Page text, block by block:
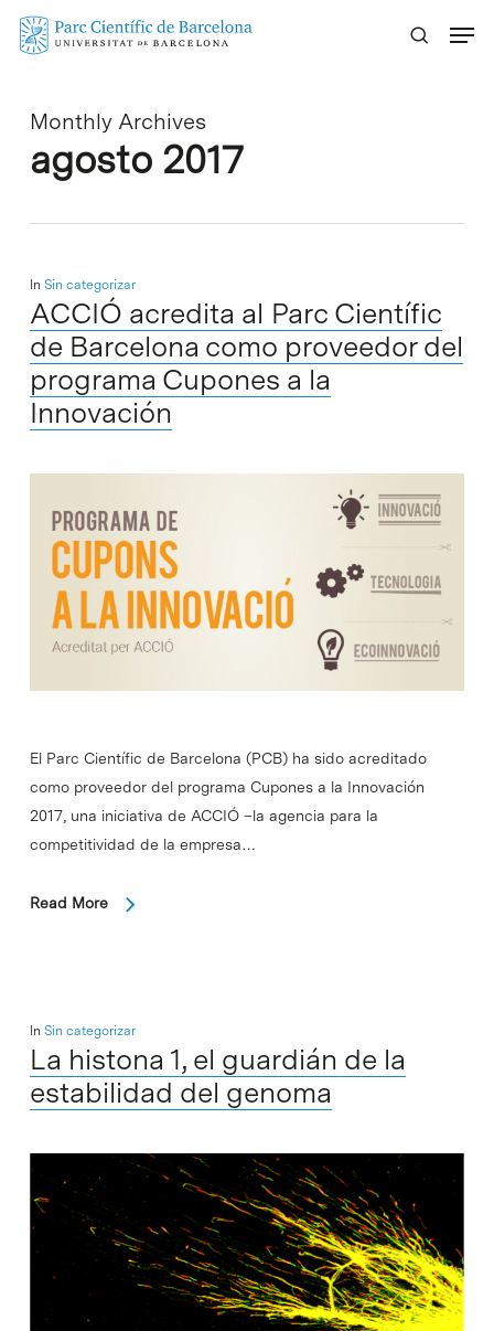
Skip
Monthly Archives
agosto 2017
In Sin categorizar
ACCIÓ acredita al Parc Científic
de Barcelona como proveedor del
programa Cupones a la
Innovación
El Parc Científic de Barcelona (PCB) ha sido acreditado
como proveedor del programa Cupones a la Innovación
2017, una iniciativa de ACCIÓ –la agencia para la
competitividad de la empresa…
Read More
In Sin categorizar
La histona 1, el guardián de la
estabilidad del genoma